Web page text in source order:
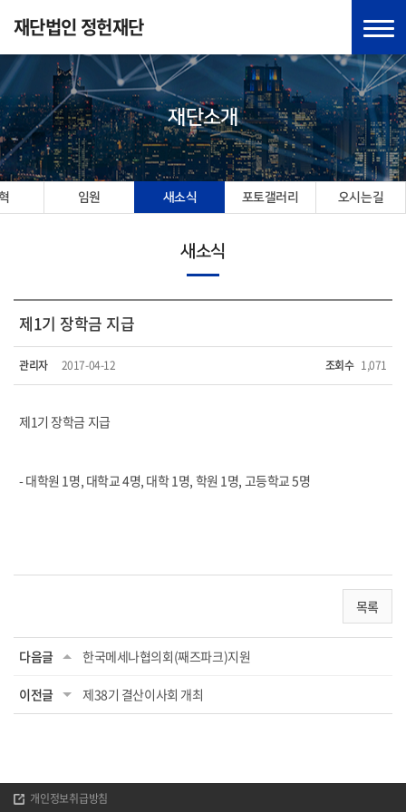
재단법인 정헌재단
재단소개
임원 새소식 포토갤러리 오시는길
새소식
제1기 장학금 지급
관리자 2017-04-12 조회수 1,071
제1기 장학금 지급
- 대학원 1명, 대학교 4명, 대학 1명, 학원 1명, 고등학교 5명
목록
다음글 한국메세나협의회(째즈파크)지원
이전글 제38기 결산이사회 개최
개인정보취급방침